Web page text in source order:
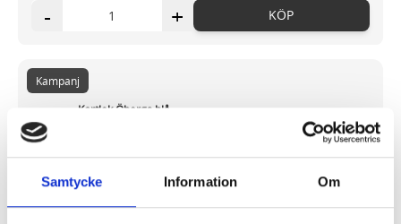
Samtycke Information Om
- + KÖP
Kortlek Öbergs blå
Kampanj
32,17 kr/st